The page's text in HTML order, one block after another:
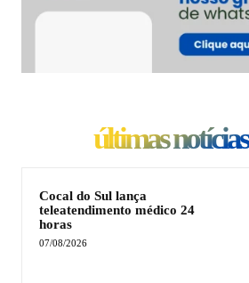
últimas notícias
Cocal do Sul lança
teleatendimento médico 24
horas
07/08/2026